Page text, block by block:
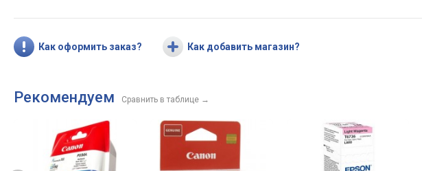
Как оформить заказ? Как добавить магазин?
Рекомендуем Сравнить в таблице →